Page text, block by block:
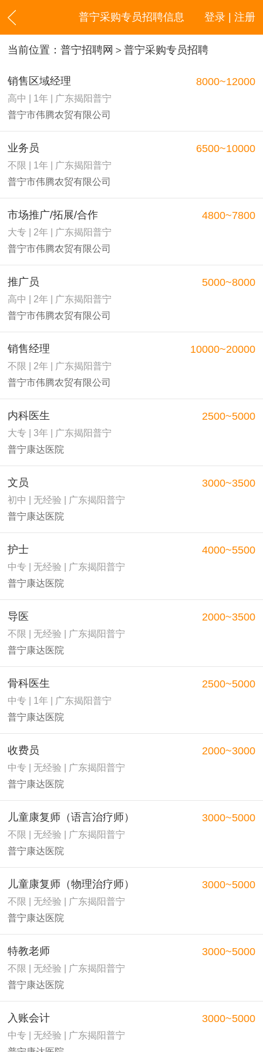
登录 | 注册
普宁采购专员招聘信息
当前位置： 普宁招聘网 ＞普宁采购专员招聘
销售区域经理
高中 | 1年 | 广东揭阳普宁
普宁市伟腾农贸有限公司
8000~12000
业务员
不限 | 1年 | 广东揭阳普宁
普宁市伟腾农贸有限公司
6500~10000
市场推广/拓展/合作
大专 | 2年 | 广东揭阳普宁
普宁市伟腾农贸有限公司
4800~7800
推广员
高中 | 2年 | 广东揭阳普宁
普宁市伟腾农贸有限公司
5000~8000
销售经理
不限 | 2年 | 广东揭阳普宁
普宁市伟腾农贸有限公司
10000~20000
内科医生
大专 | 3年 | 广东揭阳普宁
普宁康达医院
2500~5000
文员
初中 | 无经验 | 广东揭阳普宁
普宁康达医院
3000~3500
护士
中专 | 无经验 | 广东揭阳普宁
普宁康达医院
4000~5500
导医
不限 | 无经验 | 广东揭阳普宁
普宁康达医院
2000~3500
骨科医生
中专 | 1年 | 广东揭阳普宁
普宁康达医院
2500~5000
收费员
中专 | 无经验 | 广东揭阳普宁
普宁康达医院
2000~3000
儿童康复师（语言治疗师）
不限 | 无经验 | 广东揭阳普宁
普宁康达医院
3000~5000
儿童康复师（物理治疗师）
不限 | 无经验 | 广东揭阳普宁
普宁康达医院
3000~5000
特教老师
不限 | 无经验 | 广东揭阳普宁
普宁康达医院
3000~5000
入账会计
中专 | 无经验 | 广东揭阳普宁
3000~5000